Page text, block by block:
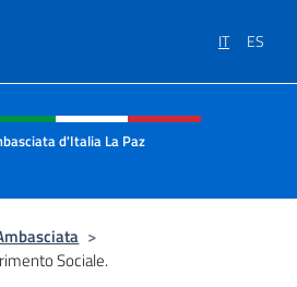
IT ES
social e menù
d'Italia La Paz
>
Sociale.